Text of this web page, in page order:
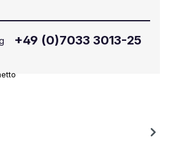
+49 (0)7033 3013-25